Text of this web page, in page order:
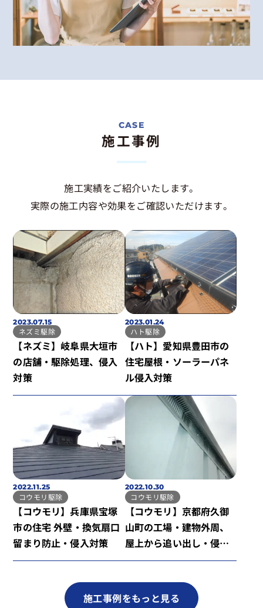
施工事例
施工実績をご紹介いたします。
実際の施工内容や効果をご確認いただけます。
2023.07.15
ネズミ駆除
【ネズミ】岐阜県大垣市
の店舗・駆除処理、侵入
対策
2023.01.24
ハト駆除
【ハト】愛知県豊田市の
住宅屋根・ソーラーパネ
ル侵入対策
2022.11.25
コウモリ駆除
【コウモリ】兵庫県宝塚
市の住宅 外壁・換気扇口
留まり防止・侵入対策
2022.10.30
コウモリ駆除
【コウモリ】京都府久御
山町の工場・建物外周、
屋上から追い出し・侵入
対策
施工事例をもっと見る